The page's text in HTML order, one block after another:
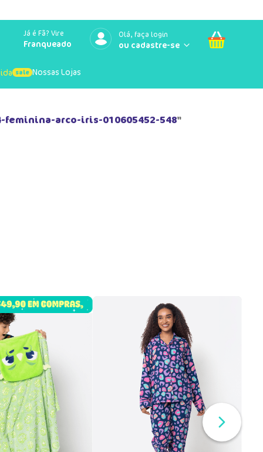
Já é Fã? Vire
Franqueado
Olá, faça login
Nossas Lojas
feminina-arco-iris-010605452-548"